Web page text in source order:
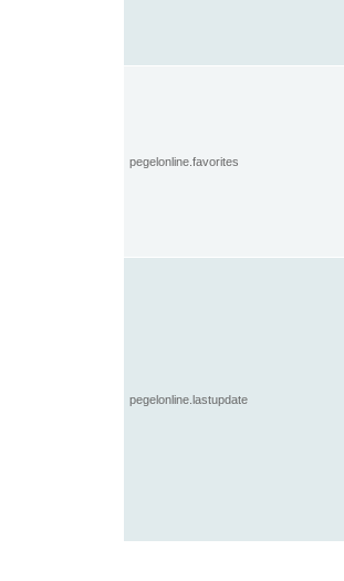
pegelonline.favorites
pegelonline.lastupdate